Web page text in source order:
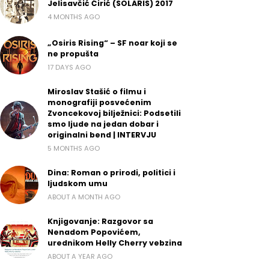
Jelisavčić Ćirić (SOLARIS) 2017
4 MONTHS AGO
„Osiris Rising“ – SF noar koji se
ne propušta
17 DAYS AGO
Miroslav Stašić o filmu i
monografiji posvećenim
Zvoncekovoj bilježnici: Podsetili
smo ljude na jedan dobar i
originalni bend | INTERVJU
5 MONTHS AGO
Dina: Roman o prirodi, politici i
ljudskom umu
ABOUT A MONTH AGO
Knjigovanje: Razgovor sa
Nenadom Popovićem,
urednikom Helly Cherry vebzina
ABOUT A YEAR AGO